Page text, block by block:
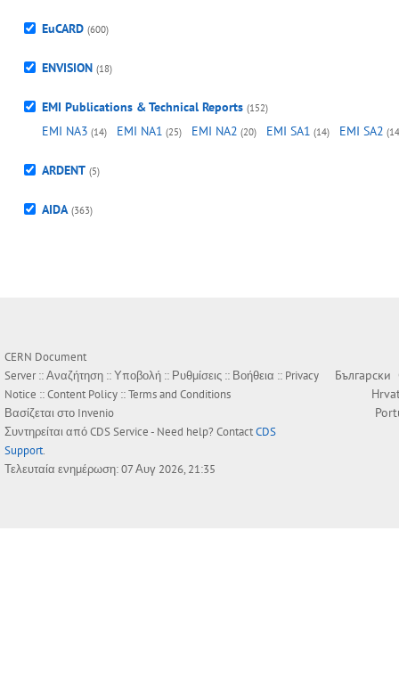
EuCARD (600)
ENVISION (18)
EMI Publications & Technical Reports (152)
EMI NA3 (14) EMI NA1 (25) EMI NA2 (20) EMI SA1 (14) EMI SA2
ARDENT (5)
AIDA (363)
CERN Document
Server ::Αναζήτηση ::Υποβολή :: Ρυθμίσεις :: Βοήθεια :: Privacy
Notice ::Content Policy ::Terms and Conditions
Βασίζεται στο Invenio
Συντηρείται απόCDS Service- Need help? ContactCDS
Support.
Τελευταία ενημέρωση: 07 Αυγ 2026, 21:35
Български